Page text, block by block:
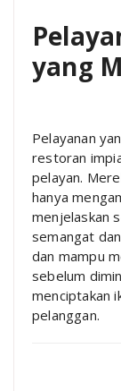
yang
Pelayanan
restoran
pelayan.
hanya
menjelaskan
semangat
dan mampu
sebelum
menciptakan
pelanggan.